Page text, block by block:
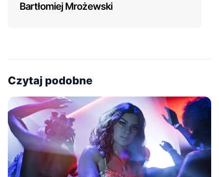
Bartłomiej Mrożewski
Czytaj podobne